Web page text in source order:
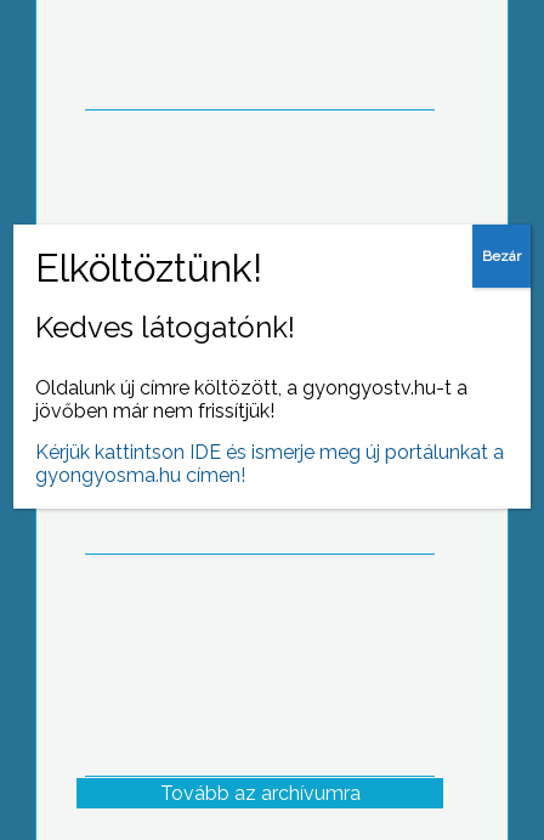
ad
Mutassuk meg nagyi címmel
nagyszülők és unokák közös irodalmi,
zenei, ügyességi műsorát rendezték
gyermekkönyvtárban az Országos
Tovább az archívumra
Kedves látogatónk!
Oldalunk új címre költözött, a gyongyostv.hu-t a
jövőben már nem frissítjük!
Kérjük kattintson IDE és ismerje meg új portálunkat a
gyongyosma.hu címen!